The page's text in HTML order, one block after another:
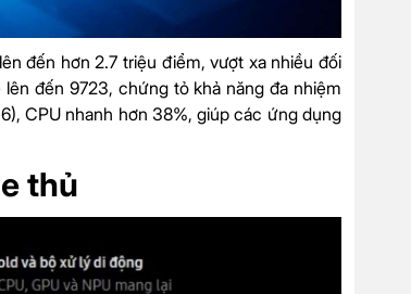
đến hơn 2.7 triệu điểm, vượt xa nhiều đối
đến 9723, chứng tỏ khả năng đa nhiệm
CPU nhanh hơn 38%, giúp các ứng dụng
thủ